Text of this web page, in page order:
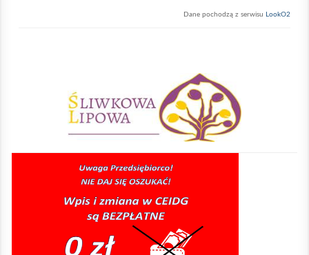
Dane pochodzą z serwisu LookO2